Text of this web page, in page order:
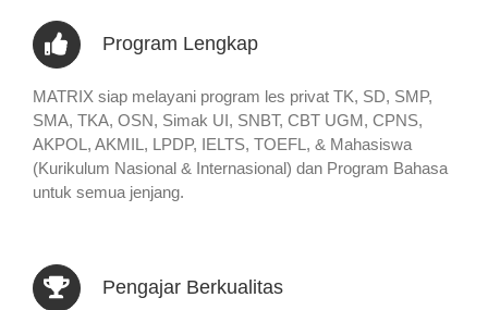
Program Lengkap
MATRIX siap melayani program les privat TK, SD, SMP,
SMA, TKA, OSN, Simak UI, SNBT, CBT UGM, CPNS,
AKPOL, AKMIL, LPDP, IELTS, TOEFL, & Mahasiswa
(Kurikulum Nasional & Internasional) dan Program Bahasa
untuk semua jenjang.
Pengajar Berkualitas